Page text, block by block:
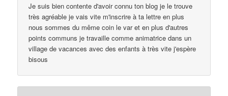
Je suis bien contente d'avoir connu ton blog je le trouve
très agréable je vais vite m'inscrire à ta lettre en plus
nous sommes du même coin le var et en plus d'autres
points communs je travaille comme animatrice dans un
village de vacances avec des enfants à très vite j'espère
bisous